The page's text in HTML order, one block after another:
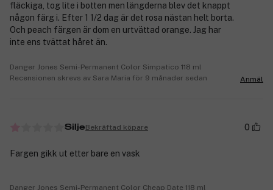
fläckiga, tog lite i botten men längderna blev det knappt
någon färg i. Efter 1 1/2 dag är det rosa nästan helt borta.
Och peach färgen är dom en urtvättad orange. Jag har
inte ens tvättat håret än.
Danger Jones Semi-Permanent Color Simpatico 118 ml
Recensionen skrevs av Sara Maria för 9 månader sedan
Anmäl
SiljeBekräftad köpare 0
Fargen gikk ut etter bare en vask
Danger Jones Semi-Permanent Color Cheap Date 118 ml